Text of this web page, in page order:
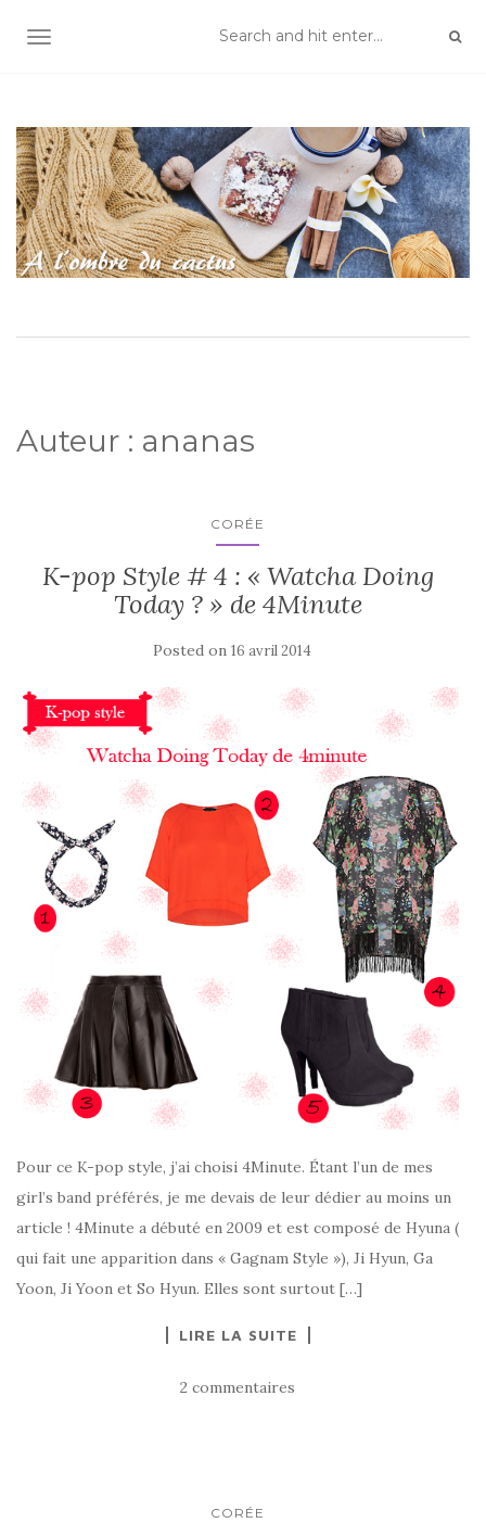
TOGGLE NAVIGATION
Auteur : ananas
CORÉE
K-pop Style # 4 : « Watcha Doing
Today ? » de 4Minute
Posted on 16 avril 2014
Pour ce K-pop style, j’ai choisi 4Minute. Étant l’un de mes
girl’s band préférés, je me devais de leur dédier au moins un
article ! 4Minute a débuté en 2009 et est composé de Hyuna (
qui fait une apparition dans « Gagnam Style »), Ji Hyun, Ga
Yoon, Ji Yoon et So Hyun. Elles sont surtout […]
LIRE LA SUITE
2 commentaires
CORÉE